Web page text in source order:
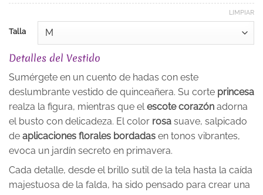
Talla
LIMPIAR
Detalles del Vestido
Sumérgete en un cuento de hadas con este
deslumbrante vestido de quinceañera. Su corte princesa
realza la figura, mientras que elescote corazón adorna
el busto con delicadeza. El color rosa suave, salpicado
de aplicaciones florales bordadas en tonos vibrantes,
evoca un jardín secreto en primavera.
Cada detalle, desde el brillo sutil de la tela hasta la caída
majestuosa de la falda, ha sido pensado para crear una